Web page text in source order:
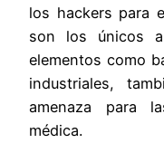
los hackers para
son los únicos
elementos como
industriales,
amenaza para
médica.